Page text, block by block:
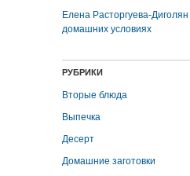
Елена Расторгуева-Диголян
домашних условиях
РУБРИКИ
Вторые блюда
Выпечка
Десерт
Домашние заготовки